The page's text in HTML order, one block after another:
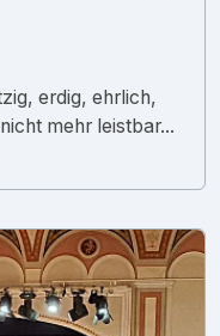
erdig, ehrlich,
mehr leistbar...